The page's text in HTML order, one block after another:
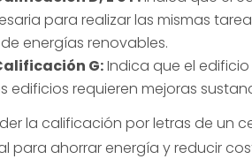
para realizar las mismas
energías renovables.
G:Indica que el
edificios requieren mejoras
la calificación por letras de un
para ahorrar energía y reducir